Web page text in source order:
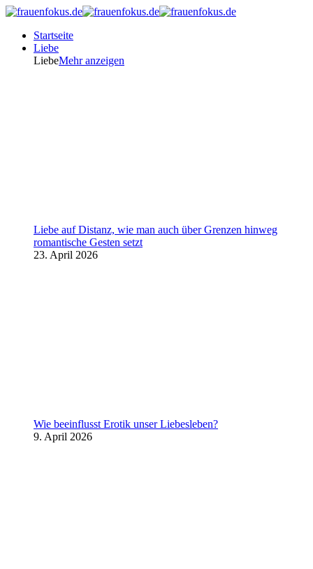
Startseite
Liebe
LiebeMehr anzeigen
Liebe auf Distanz, wie man auch über Grenzen hinweg
romantische Gesten setzt
23. April 2026
Wie beeinflusst Erotik unser Liebesleben?
9. April 2026